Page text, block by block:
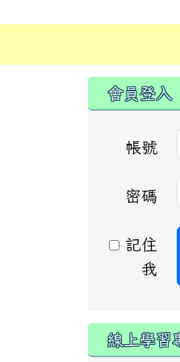
:::
會員登入
帳號
密碼
記住
我
線上學習